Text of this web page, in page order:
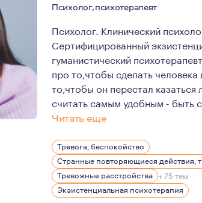
Психолог, психотерапевт
Психолог. Клинический
Сертифицированный
гуманистический
про то,чтобы сделать
то,чтобы он перестал казаться
считать самым удобным - быть
Читать еще
Для меня самое важное в
Тревога, беспокойство
Тревожные расстройства + 75 тем
Экзистенциальная психотерапия